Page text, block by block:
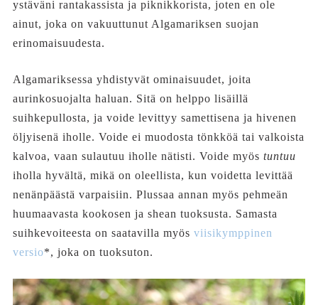
ystäväni rantakassista ja piknikkorista, joten en ole
ainut, joka on vakuuttunut Algamariksen suojan
erinomaisuudesta.
Algamariksessa yhdistyvät ominaisuudet, joita
aurinkosuojalta haluan. Sitä on helppo lisäillä
suihkepullosta, ja voide levittyy samettisena ja hivenen
öljyisenä iholle. Voide ei muodosta tönkköä tai valkoista
kalvoa, vaan sulautuu iholle nätisti. Voide myös tuntuu
iholla hyvältä, mikä on oleellista, kun voidetta levittää
nenänpäästä varpaisiin. Plussaa annan myös pehmeän
huumaavasta kookosen ja shean tuoksusta. Samasta
suihkevoiteesta on saatavilla myös viisikymppinen
versio*, joka on tuoksuton.